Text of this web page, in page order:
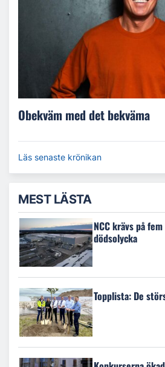
Obekväm med det bekväma
Läs senaste krönikan
MEST LÄSTA
NCC krävs på
dödsolycka
Topplista: De